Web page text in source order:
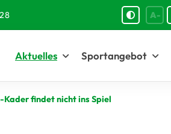
A-
Aktuelles Sportangebot
findet nicht ins Spiel